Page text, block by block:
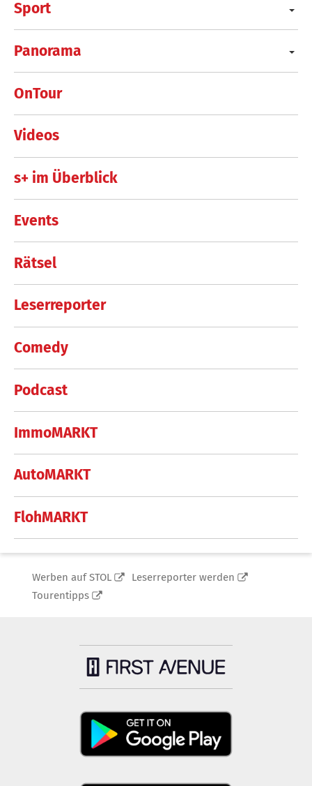
Sport
Panorama
OnTour
Videos
s+ im Überblick
Events
Rätsel
Leserreporter
Comedy
Podcast
ImmoMARKT
AutoMARKT
FlohMARKT
Werben auf STOL
Leserreporter werden
Tourentipps